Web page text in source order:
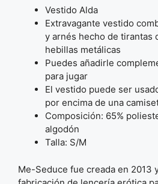
Vestido Alda
Extravagante vestido
y arnés hecho de tirantas
hebillas metálicas
Puedes añadirle
para jugar
El vestido puede ser
por encima de una
Composición: 65%
algodón
Talla: S/M
Me-Seduce fue creada en 2013